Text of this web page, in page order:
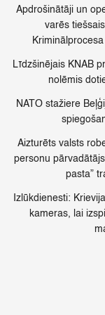
Apdrošinātāji un
varēs
Līdzšinējais KNAB
nolēmis
NATO stažiere
Aizturēts valsts
personu
pasta”
Izlūkdienesti:
kameras, lai